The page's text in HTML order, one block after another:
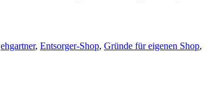
ehgartner, Entsorger-Shop, Gründe für eigenen Shop,